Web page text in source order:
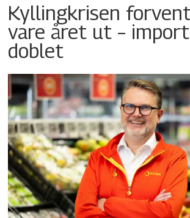
Kyllingkrisen
vare året ut –
doblet